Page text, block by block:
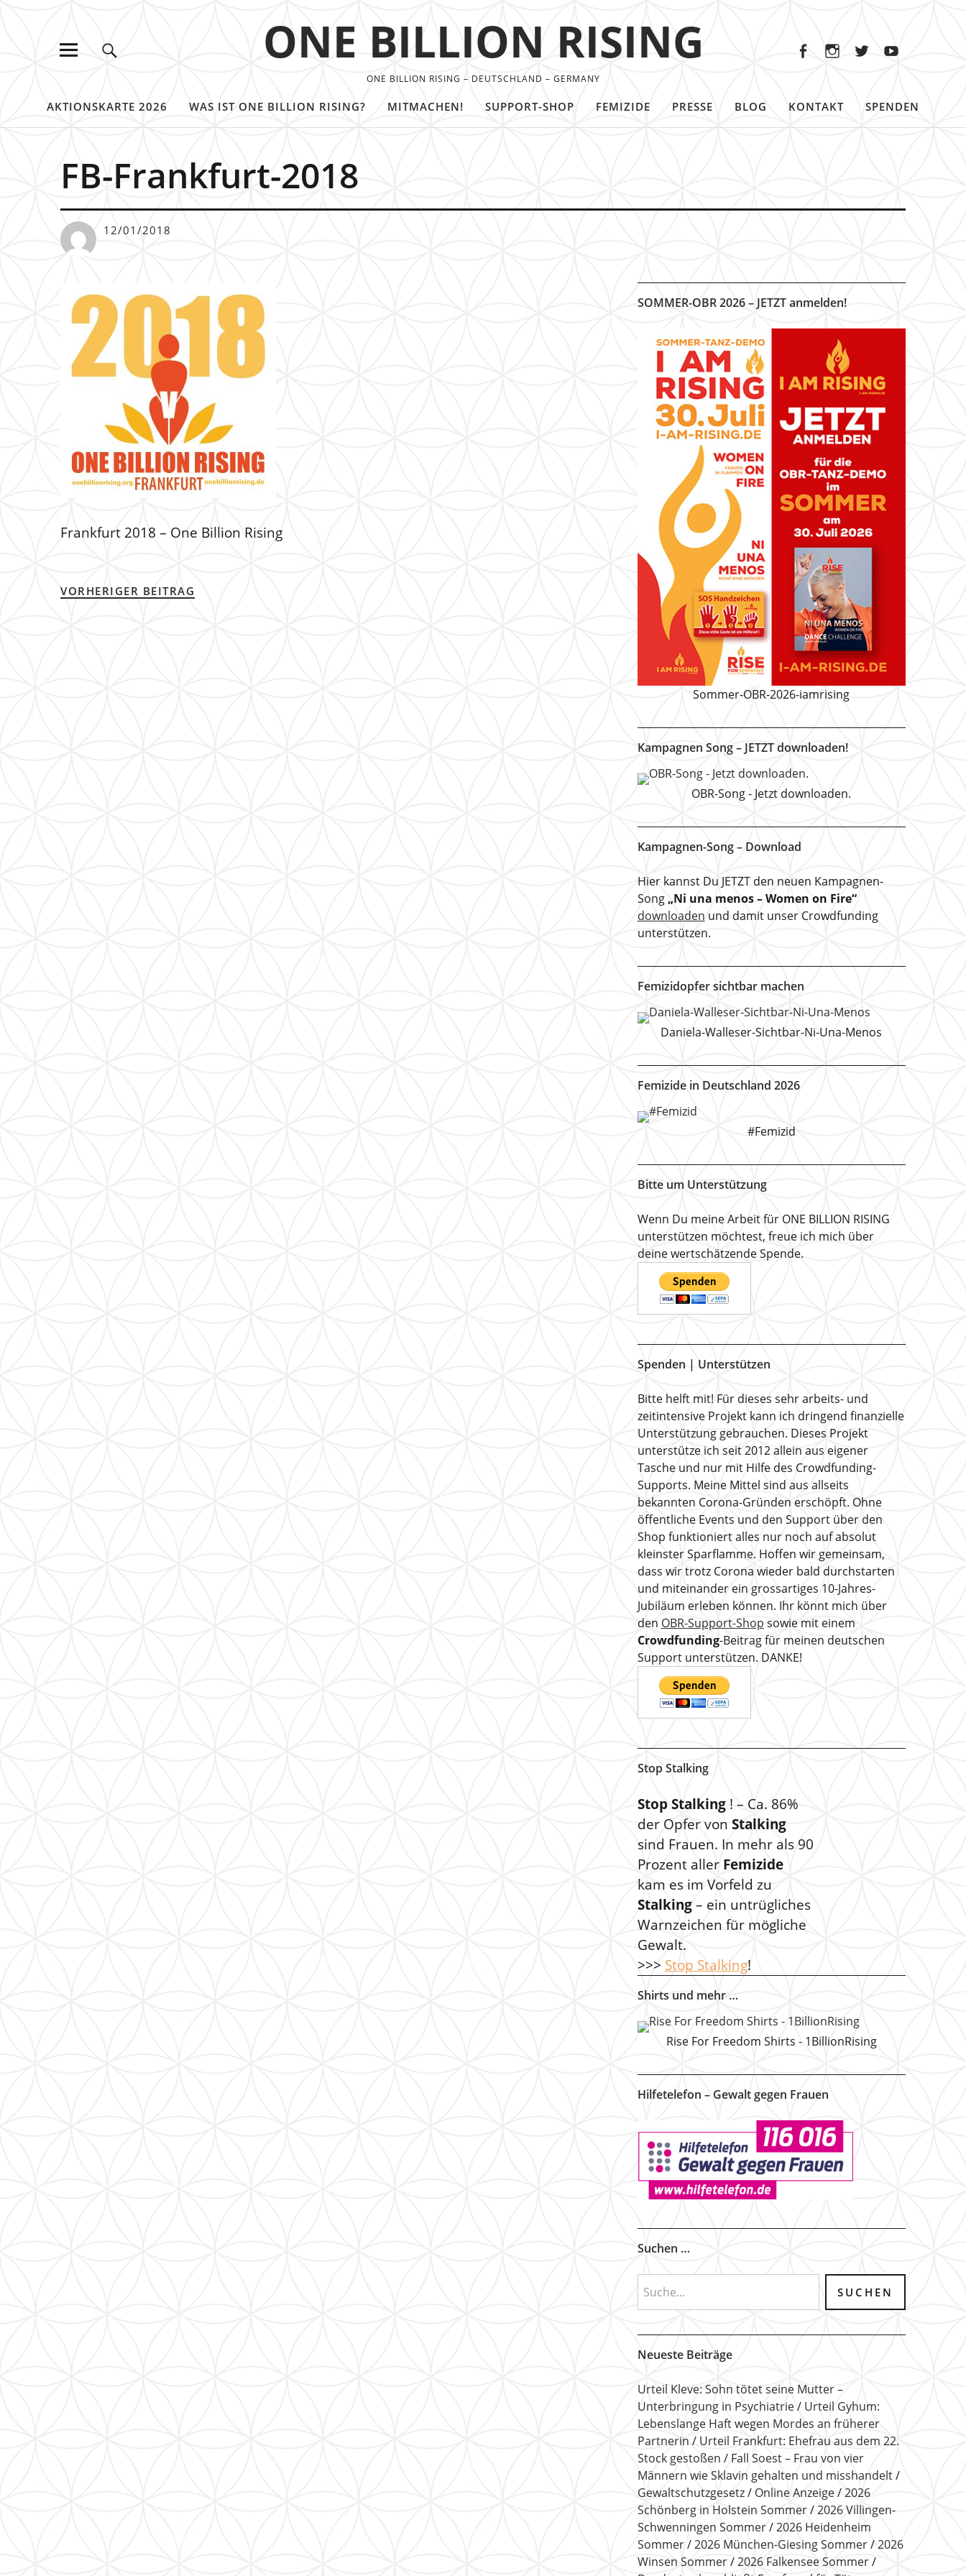
ONE BILLION RISING
ONE BILLION RISING – DEUTSCHLAND – GERMANY
AKTIONSKARTE 2026 WAS IST ONE BILLION RISING? MITMACHEN! SUPPORT-SHOP FEMIZIDE PRESSE BLOG KONTAKT SPENDEN
FB-Frankfurt-2018
12/01/2018
Frankfurt 2018 – One Billion Rising
VORHERIGER BEITRAG
SOMMER-OBR 2026 – JETZT anmelden!
Sommer-OBR-2026-iamrising
Kampagnen Song – JETZT downloaden!
OBR-Song - Jetzt downloaden.
Kampagnen-Song – Download
Hier kannst Du JETZT den neuen Kampagnen-
Song„Ni una menos – Women on Fire“
downloaden und damit unser Crowdfunding
unterstützen.
Femizidopfer sichtbar machen
Daniela-Walleser-Sichtbar-Ni-Una-Menos
Femizide in Deutschland 2026
#Femizid
Bitte um Unterstützung
Wenn Du meine Arbeit für ONE BILLION RISING
unterstützen möchtest, freue ich mich über
deine wertschätzende Spende.
Spenden | Unterstützen
Bitte helft mit! Für dieses sehr arbeits- und
zeitintensive Projekt kann ich dringend finanzielle
Unterstützung gebrauchen. Dieses Projekt
unterstütze ich seit 2012 allein aus eigener
Tasche und nur mit Hilfe des Crowdfunding-
Supports. Meine Mittel sind aus allseits
bekannten Corona-Gründen erschöpft. Ohne
öffentliche Events und den Support über den
Shop funktioniert alles nur noch auf absolut
kleinster Sparflamme. Hoffen wir gemeinsam,
dass wir trotz Corona wieder bald durchstarten
und miteinander ein grossartiges 10-Jahres-
Jubiläum erleben können. Ihr könnt mich über
den OBR-Support-Shop sowie mit einem
Crowdfunding-Beitrag für meinen deutschen
Support unterstützen. DANKE!
Stop Stalking
Stop Stalking! – Ca. 86%
der Opfer von Stalking
sind Frauen. In mehr als 90
Prozent aller Femizide
kam es im Vorfeld zu
Stalking– ein untrügliches
Warnzeichen für mögliche
Gewalt.
>>> Stop Stalking!
Shirts und mehr …
Rise For Freedom Shirts - 1BillionRising
Hilfetelefon – Gewalt gegen Frauen
Suchen …
Neueste Beiträge
Urteil Kleve: Sohn tötet seine Mutter –
Unterbringung in Psychiatrie
Urteil Gyhum:
Lebenslange Haft wegen Mordes an früherer
Partnerin
Urteil Frankfurt: Ehefrau aus dem 22.
Stock gestoßen
Fall Soest – Frau von vier
Männern wie Sklavin gehalten und misshandelt
Gewaltschutzgesetz
Online Anzeige
2026
Schönberg in Holstein Sommer
2026 Villingen-
Schwenningen Sommer
2026 Heidenheim
Sommer
2026 München-Giesing Sommer
2026
Winsen Sommer
2026 Falkensee Sommer